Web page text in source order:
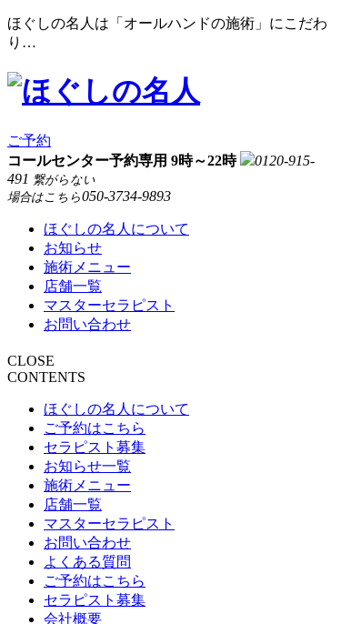
ほぐしの名人は「オールハンドの施術」にこだわ
り…
ご予約
コールセンター予約専用 9時～22時
0120-915-
491 繋がらない
場合はこちら050-3734-9893
ほぐしの名人について
お知らせ
施術メニュー
店舗一覧
マスターセラピスト
お問い合わせ
CLOSE
CONTENTS
ほぐしの名人について
ご予約はこちら
セラピスト募集
お知らせ一覧
施術メニュー
店舗一覧
マスターセラピスト
お問い合わせ
よくある質問
ご予約はこちら
セラピスト募集
会社概要